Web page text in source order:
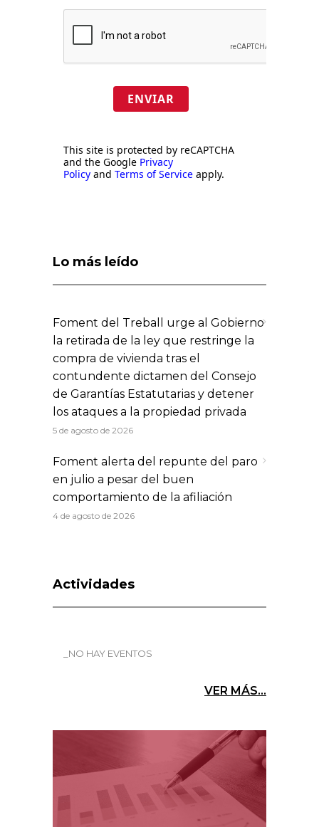
ENVIAR
This site is protected by reCAPTCHA
and the Google Privacy
Policy and Terms of Service apply.
Lo más leído
Foment del Treball urge al Gobierno
la retirada de la ley que restringe la
compra de vivienda tras el
contundente dictamen del Consejo
de Garantías Estatutarias y detener
los ataques a la propiedad privada
5 de agosto de 2026
Foment alerta del repunte del paro
en julio a pesar del buen
comportamiento de la afiliación
4 de agosto de 2026
Actividades
_NO HAY EVENTOS
VER MÁS...